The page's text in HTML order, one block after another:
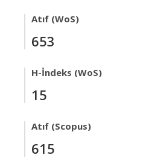
Atıf (WoS)
653
H-İndeks (WoS)
15
Atıf (Scopus)
615